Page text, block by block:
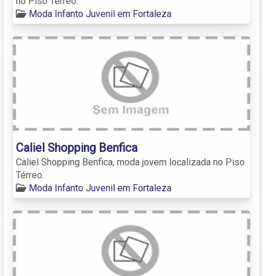
Moda Infanto Juvenil em Fortaleza
Caliel Shopping Benfica
Caliel Shopping Benfica, moda jovem localizada no Piso
Térreo.
Moda Infanto Juvenil em Fortaleza